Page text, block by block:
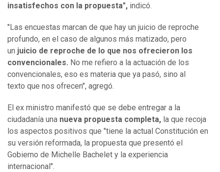
insatisfechos con la propuesta", indicó.
"Las encuestas marcan de que hay un juicio de reproche
profundo, en el caso de algunos más matizado, pero
un juicio de reproche de lo que nos ofrecieron los
convencionales. No me refiero a la actuación de los
convencionales, eso es materia que ya pasó, sino al
texto que nos ofrecen", agregó.
El ex ministro manifestó que se debe entregar a la
ciudadanía una nueva propuesta completa, la que recoja
los aspectos positivos que "tiene la actual Constitución en
su versión reformada, la propuesta que presentó el
Gobierno de Michelle Bachelet y la experiencia
internacional".